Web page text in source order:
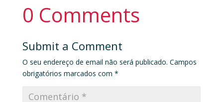
0 Comments
Submit a Comment
O seu endereço de email não será publicado. Campos
obrigatórios marcados com *